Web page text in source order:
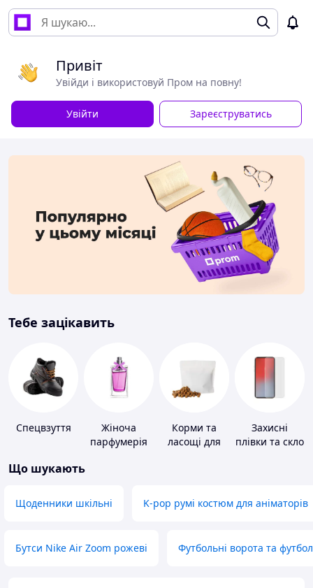
Привіт
Увійди і використовуй Пром на повну!
Увійти Зареєструватись
Тебе зацікавить
Спецвзуття
Жіноча
парфумерія
Корми та
ласощі для
Захисні
плівки та скло
Що шукають
Щоденники шкільні K-pop румі костюм для аніматорів
Бутси Nike Air Zoom рожеві Футбольні ворота та